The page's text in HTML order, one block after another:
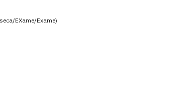
EXame/Exame)